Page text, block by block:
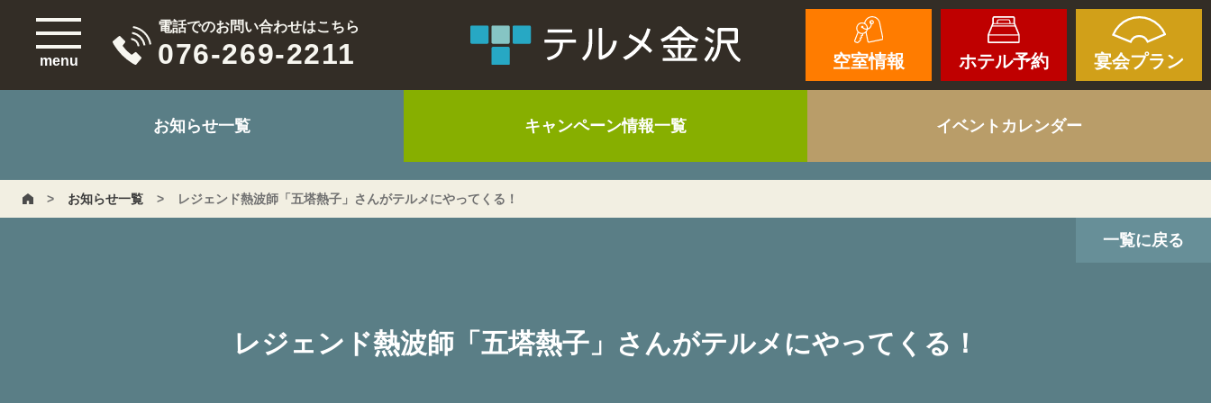
menu
電話でのお問い合わせはこちら
076-269-2211 空室情報 ホテル予約 宴会プラン
お知らせ一覧 キャンペーン情報一覧 イベントカレンダー
> お知らせ一覧 > レジェンド熱波師「五塔熱子」さんがテルメにやってくる！
レジェンド熱波師「五塔熱子」さんがテルメにやってくる！
一覧に戻る